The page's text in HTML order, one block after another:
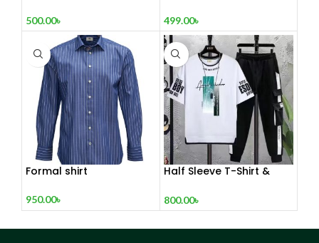
500.00৳ 499.00৳
Formal shirt
950.00৳
Half Sleeve T-Shirt &
800.00৳